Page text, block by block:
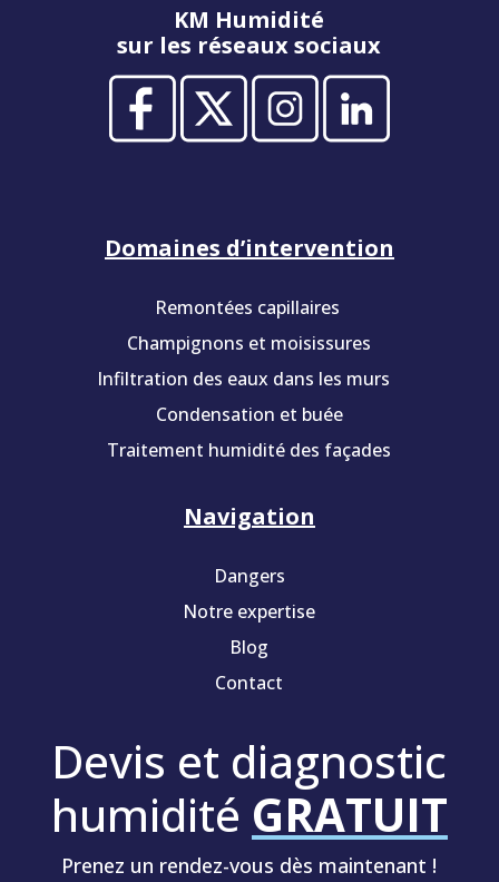
KM Humidité
sur les réseaux sociaux
Domaines d’intervention
Remontées capillaires
Champignons et moisissures
Infiltration des eaux dans les murs
Condensation et buée
Traitement humidité des façades
Navigation
Dangers
Notre expertise
Blog
Contact
Devis et diagnostic
humidité GRATUIT
Prenez un rendez-vous dès maintenant !